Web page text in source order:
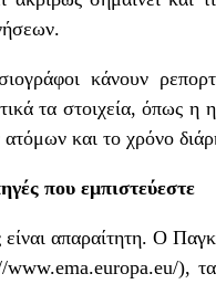
κάνουν
τα στοιχεία, όπως η
και το χρόνο
που εμπιστεύεστε
απαραίτητη. Ο
www.ema.europa.eu/),